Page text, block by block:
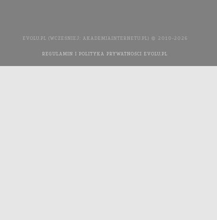
EVOLU.PL (WCZEŚNIEJ: AKADEMIAINTERNETU.PL) © 2010-2026
REGULAMIN I POLITYKA PRYWATNOŚCI EVOLU.PL